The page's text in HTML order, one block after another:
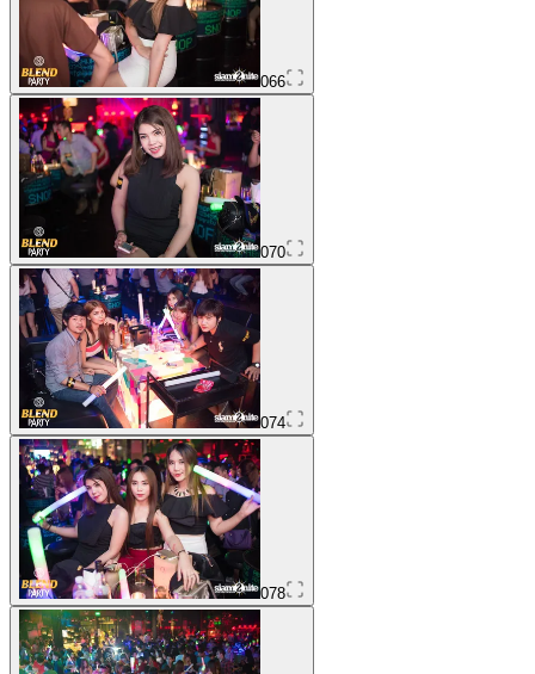
066
070
074
078